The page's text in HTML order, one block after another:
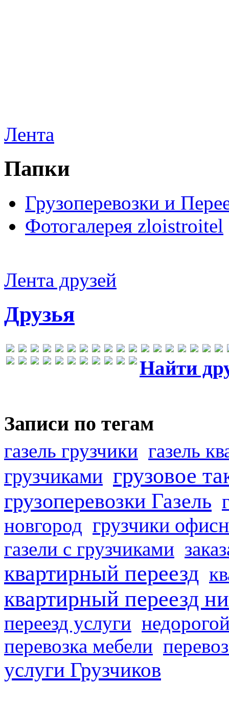
Лента
Папки
Грузоперевозки и
Фотогалерея zloistroitel
Лента друзей
Друзья
Найти
Записи по тегам
газель грузчики газель
грузчиками грузовое
грузоперевозки Газель
новгород грузчики
газели с грузчиками
квартирный переезд
квартирный переезд
переезд услуги
перевозка мебели
услуги Грузчиков